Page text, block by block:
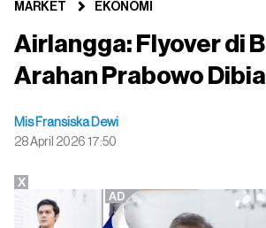
MARKET EKONOMI
Airlangga: Flyover di
Arahan Prabowo
Mis Fransiska Dewi
28 April 2026 17:50
X